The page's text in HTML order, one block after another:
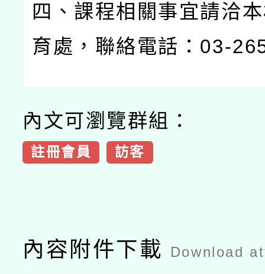
四、課程相關事宜請洽
育處，聯絡電話： 03-
內文可瀏覽群組：
註冊會員 訪客
內容附件下載 Download